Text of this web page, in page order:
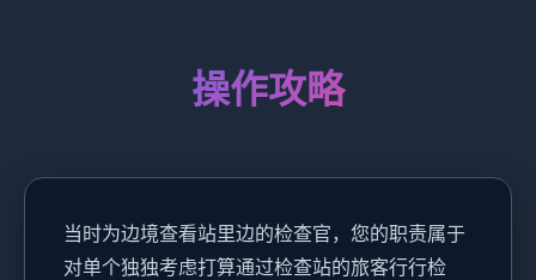
操作攻略
当时为边境查看站里边的检查官，您的职责属于
对单个独独考虑打算通过检查站的旅客行行检